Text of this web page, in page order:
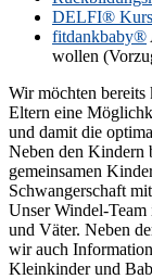
DELFI®
fitdankbaby®
wollen
Wir möchten
Eltern eine
und damit die
Neben den Kindern
gemeinsamen
Schwangerschaft
Unser Windel-
und Väter. Neben
wir auch
Kleinkinder und